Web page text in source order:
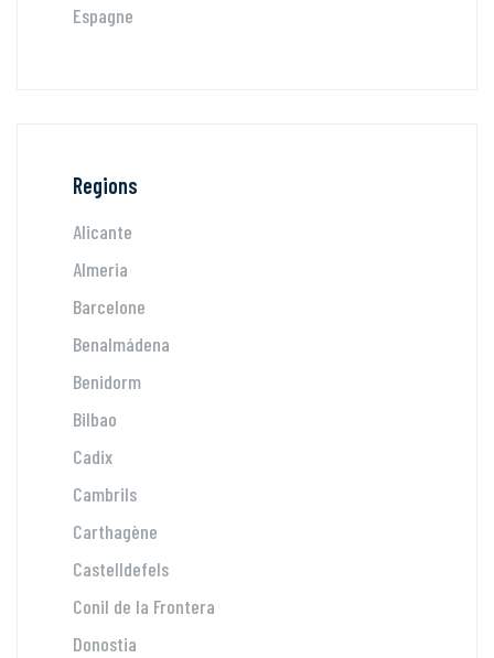
Espagne
Regions
Alicante
Almeria
Barcelone
Benalmádena
Benidorm
Bilbao
Cadix
Cambrils
Carthagène
Castelldefels
Conil de la Frontera
Donostia